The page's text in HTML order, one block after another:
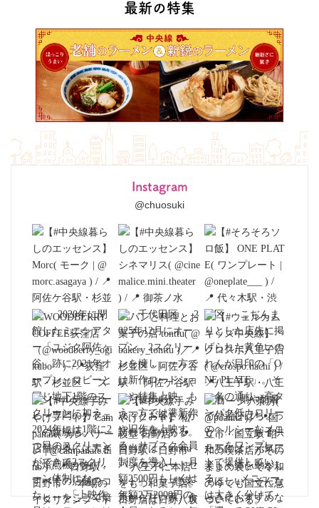
最新の特集
Instagram
@chuosuki